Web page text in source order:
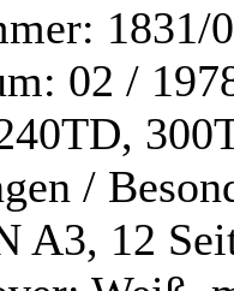
1831/
02 /
/
A3, 12